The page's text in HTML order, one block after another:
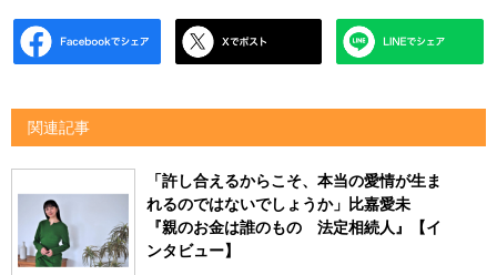
関連記事
「許し合えるからこそ、本当の愛情が生ま
れるのではないでしょうか」比嘉愛未
『親のお金は誰のもの 法定相続人』【イ
ンタビュー】